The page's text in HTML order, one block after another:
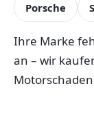
Porsche
Ihre Marke
an – wir